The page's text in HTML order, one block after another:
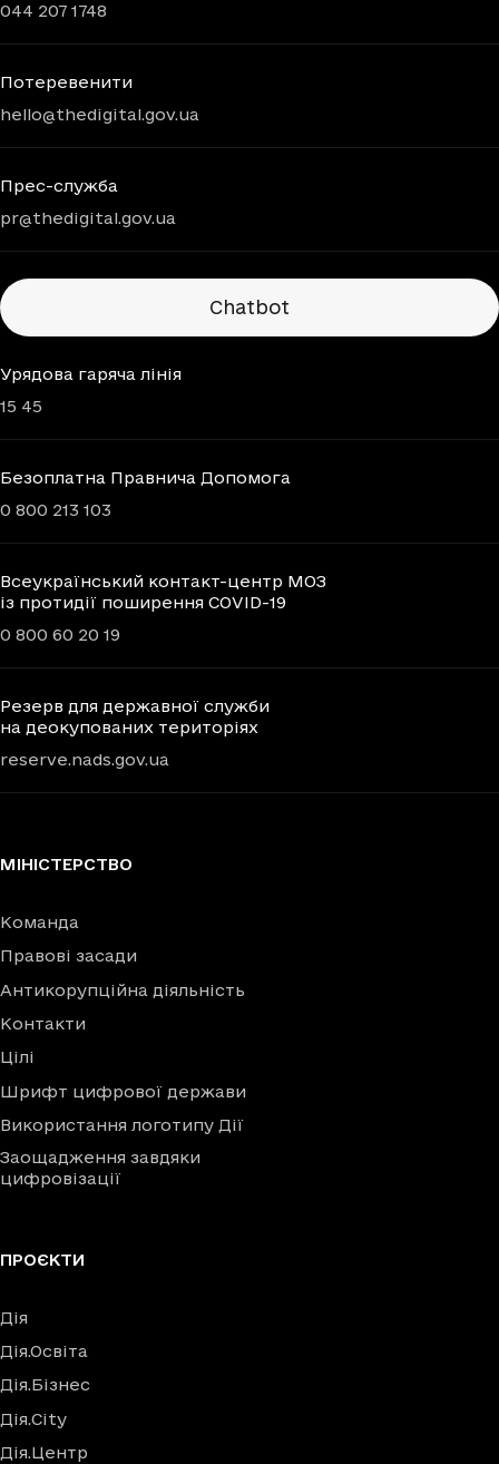
044 207 1748
Потеревенити
hello@thedigital.gov.ua
Прес-служба
pr@thedigital.gov.ua
Chatbots
Chatbot
Урядова гаряча лінія
15 45
Безоплатна Правнича Допомога
0 800 213 103
Всеукраїнський контакт-центр МОЗ
із протидії поширення COVID-19
0 800 60 20 19
Резерв для державної служби
на деокупованих територіях
reserve.nads.gov.ua
МІНІСТЕРСТВО
Команда
Правові засади
Антикорупційна діяльність
Контакти
Цілі
Шрифт цифрової держави
Використання логотипу Дії
Заощадження завдяки
цифровізації
ПРОЄКТИ
Дія
Дія.Освіта
Дія.Бізнес
Дія.City
Дія.Центр